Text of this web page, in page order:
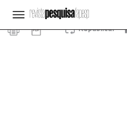
Republicar